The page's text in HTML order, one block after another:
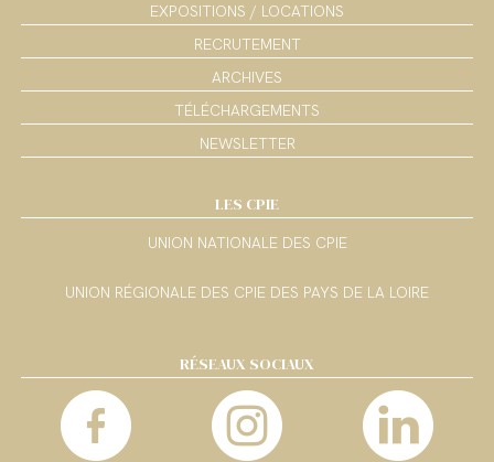
EXPOSITIONS / LOCATIONS
RECRUTEMENT
ARCHIVES
TÉLÉCHARGEMENTS
NEWSLETTER
LES CPIE
UNION NATIONALE DES CPIE
UNION RÉGIONALE DES CPIE DES PAYS DE LA LOIRE
RÉSEAUX SOCIAUX